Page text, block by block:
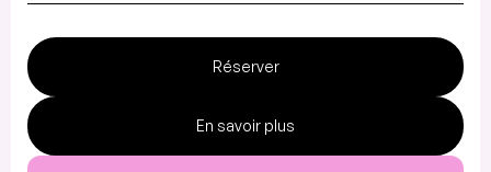
Réserver
En savoir plus